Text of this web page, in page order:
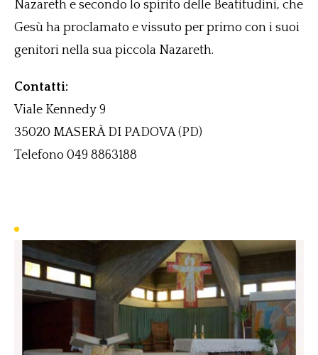
Nazareth e secondo lo spirito delle Beatitudini, che
Gesù ha proclamato e vissuto per primo con i suoi
genitori nella sua piccola Nazareth.
Contatti:
Viale Kennedy 9
35020 MASERÀ DI PADOVA (PD)
Telefono 049 8863188